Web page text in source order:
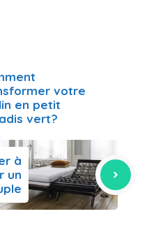
votre
en petit
vert?
à
un